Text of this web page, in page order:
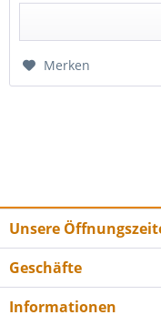
Merken
Unsere
Geschäfte
Informationen